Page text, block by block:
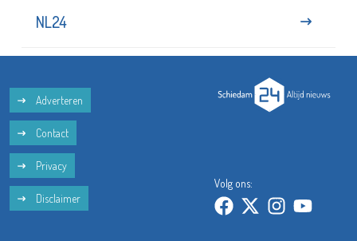
NL24
Adverteren
Contact
Privacy
Disclaimer
Volg ons: